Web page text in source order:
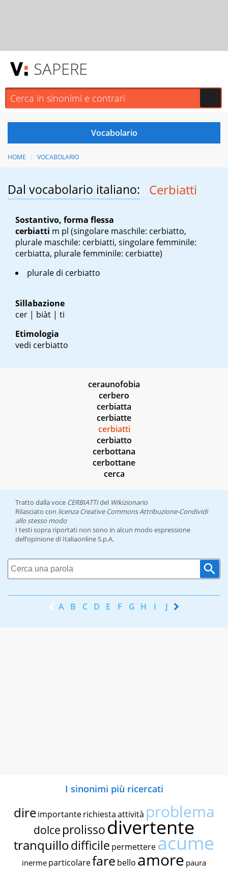
SAPERE
HOME VOCABOLARIO
Dal vocabolario italiano: Cerbiatti
Sostantivo, forma flessa
cerbiatti m pl (singolare maschile: cerbiatto,
plurale maschile: cerbiatti, singolare femminile:
cerbiatta, plurale femminile: cerbiatte)
plurale di cerbiatto
Sillabazione
cer | biàt | ti
Etimologia
vedi cerbiatto
ceraunofobia
cerbero
cerbiatta
cerbiatte
cerbiatti
cerbiatto
cerbottana
cerbottane
cerca
Tratto dalla voce CERBIATTIdel Wikizionario
Rilasciato con licenza Creative Commons Attribuzione-Condividi
allo stesso modo
I testi sopra riportati non sono in alcun modo espressione
dell’opinione di Italiaonline S.p.A.
A B C D E F G H I J K
I sinonimi più ricercati
dire importante richiestaattività problema
dolce prolissodivertente
tranquillodifficile permettereacume
inerme particolarefare bello amore paura